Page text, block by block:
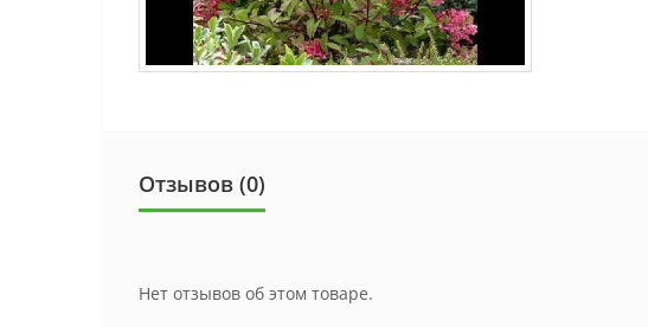
Отзывов (0)
Нет отзывов об этом товаре.